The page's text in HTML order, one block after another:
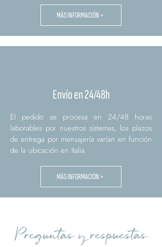
MÁS INFORMACIÓN >
Envío en 24/48h
El pedido se procesa en 24/48 horas
laborables por nuestros sistemas, los plazos
de entrega por mensajería varían en función
de la ubicación en Italia.
MÁS INFORMACIÓN >
Preguntas y respuestas